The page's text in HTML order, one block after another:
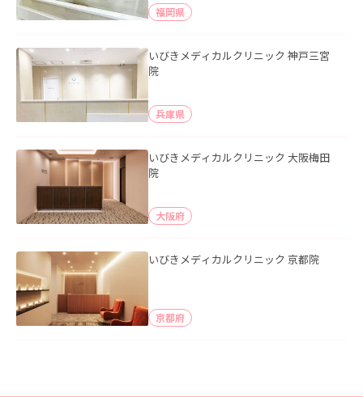
福岡県
いびきメディカルクリニック 神戸三宮
院
兵庫県
いびきメディカルクリニック 大阪梅田
院
大阪府
いびきメディカルクリニック 京都院
京都府